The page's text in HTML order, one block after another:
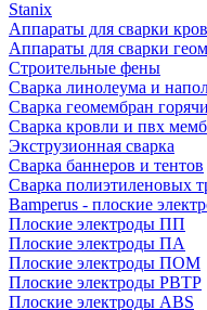
Stanix
Аппараты для сварки
Аппараты для сварки
Строительные фены
Сварка линолеума и
Сварка геомембран
Сварка кровли и пвх
Экструзионная сварка
Сварка баннеров и тентов
Сварка полиэтиленовых
Bamperus - плоские
Плоские электроды ПП
Плоские электроды ПА
Плоские электроды ПОМ
Плоские электроды РВТР
Плоские электроды ABS